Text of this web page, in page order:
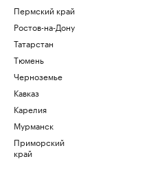
Пермский край
Ростов-на-Дону
Татарстан
Тюмень
Черноземье
Кавказ
Карелия
Мурманск
Приморский
край